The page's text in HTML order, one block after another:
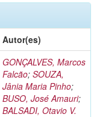
Autor(es)
GONÇALVES, Marcos
Falcão; SOUZA,
Jânia Maria Pinho;
BUSO, José Amauri;
BALSADI, Otavio V.